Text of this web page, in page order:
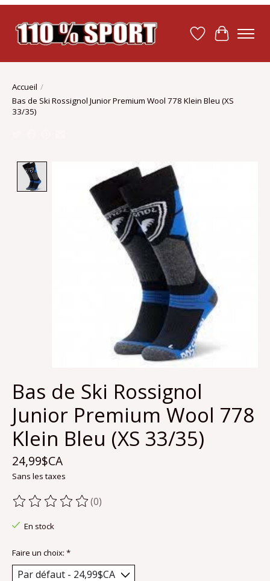
Liste dePanier
Accueil /
Bas de Ski Rossignol Junior Premium Wool 778 Klein Bleu (XS
33/35)
Product image slideshow Items
Bas de Ski Rossignol
Junior Premium Wool 778
Klein Bleu (XS 33/35)
24,99$CA
Sans les taxes
Ce produit est évalué à
(0)
En stock
Faire un choix: *